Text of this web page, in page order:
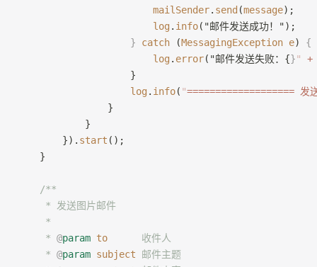
                        mailSender
. send (message);
                        log
. info("邮件发送成功！");
                    }
catch (MessagingException e) {
                        log
. error("邮件发送失败：{}"
+
                    }
                    log
. info( "=================== 发
                }
            }
        }).
start ();
    }
    /**
     * 发送图片邮件
     *
     *
@param to
      收件人
     *
@param subject 邮件主题